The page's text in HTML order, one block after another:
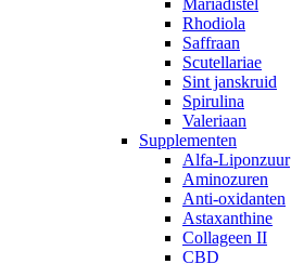
Mariadistel
Rhodiola
Saffraan
Scutellariae
Sint janskruid
Spirulina
Valeriaan
Supplementen
Alfa-Liponzuur
Aminozuren
Anti-oxidanten
Astaxanthine
Collageen II
CBD